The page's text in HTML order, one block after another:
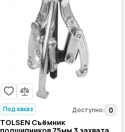
Под заказ Доступно: 0
TOLSEN Съёмник